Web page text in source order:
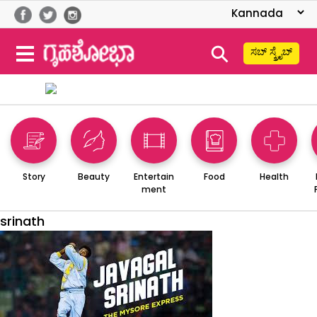
⚲ ಸಬ್ ಸ್ಕ್ರೈಬ್
Story Beauty
Entertain
ment
Food Health
srinath